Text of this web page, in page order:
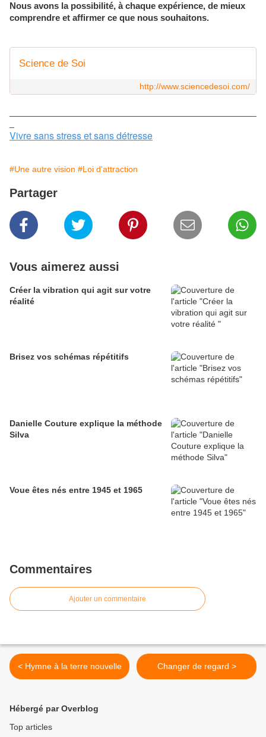
Nous avons la possibilité, à chaque expérience, de mieux
comprendre et affirmer ce que nous souhaitons.
Science de Soi
http://www.sciencedesoi.com/
Vivre sans stress et sans détresse
#Une autre vision #Loi d'attraction
Partager
Vous aimerez aussi
Créer la vibration qui agit sur votre
réalité
Brisez vos schémas répétitifs
Danielle Couture explique la méthode
Silva
Voue êtes nés entre 1945 et 1965
Commentaires
Ajouter un commentaire
< Hymne à la terre nouvelle Changer de regard >
Hébergé par Overblog
Top articles